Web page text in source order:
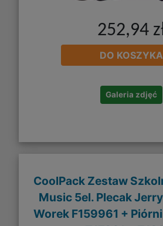
252,94
DO KOSZYKA
Galeria zdjęć
CoolPack Zestaw
Music 5el. Plecak
Worek F159961 +